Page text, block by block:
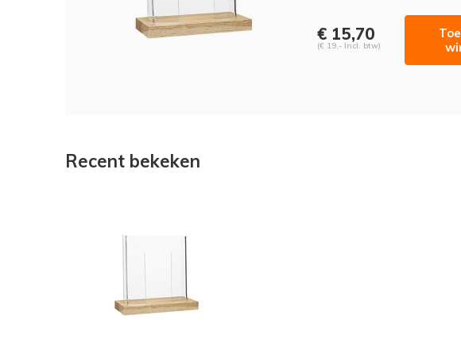
€ 15,70
(€ 19,- Incl. btw)
Recent bekeken